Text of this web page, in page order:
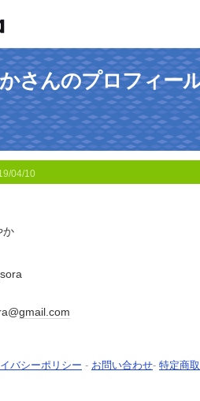
さんのプロフィー
04/10
か
gmail.com
バシーポリシー - お問い合わせ- 特定商